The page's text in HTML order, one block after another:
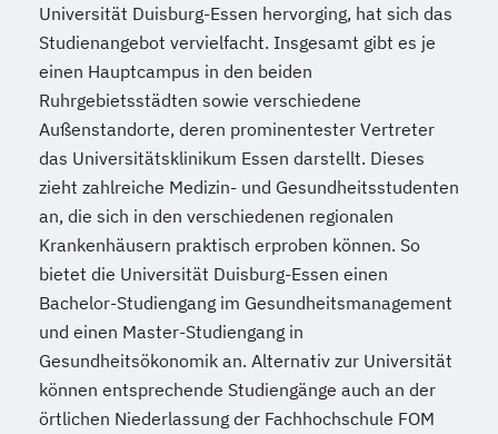
Universität Duisburg-Essen hervorging, hat sich das
Studienangebot vervielfacht. Insgesamt gibt es je
einen Hauptcampus in den beiden
Ruhrgebietsstädten sowie verschiedene
Außenstandorte, deren prominentester Vertreter
das Universitätsklinikum Essen darstellt. Dieses
zieht zahlreiche Medizin- und Gesundheitsstudenten
an, die sich in den verschiedenen regionalen
Krankenhäusern praktisch erproben können. So
bietet die Universität Duisburg-Essen einen
Bachelor-Studiengang im Gesundheitsmanagement
und einen Master-Studiengang in
Gesundheitsökonomik an. Alternativ zur Universität
können entsprechende Studiengänge auch an der
örtlichen Niederlassung der Fachhochschule FOM